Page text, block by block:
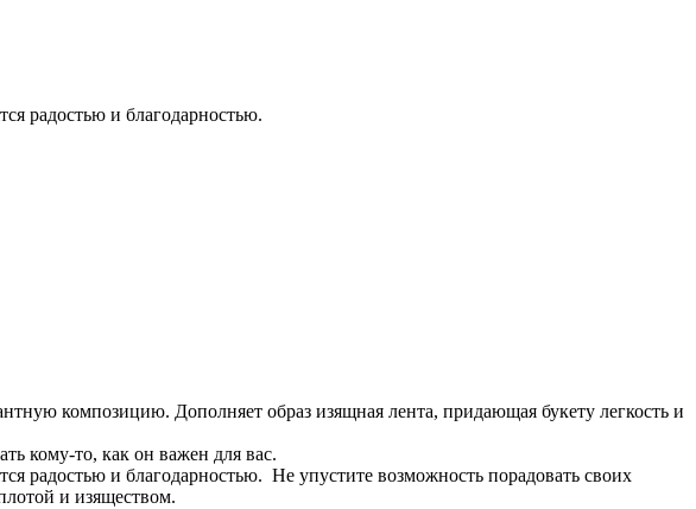
радостью и благодарностью.
композицию. Дополняет образ изящная лента, придающая букету легкость и
кому-то, как он важен для вас.
радостью и благодарностью. Не упустите возможность порадовать своих
и изяществом.